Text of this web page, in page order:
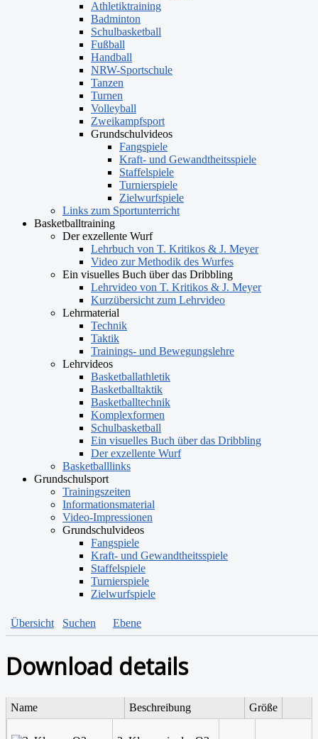
Athletiktraining
Badminton
Schulbasketball
Fußball
Handball
NRW-Sportschule
Tanzen
Turnen
Volleyball
Zweikampfsport
Grundschulvideos
Fangspiele
Kraft- und Gewandtheitsspiele
Staffelspiele
Turnierspiele
Zielwurfspiele
Links zum Sportunterricht
Basketballtraining
Der exzellente Wurf
Lehrbuch von T. Kritikos & J. Meyer
Video zur Methodik des Wurfes
Ein visuelles Buch über das Dribbling
Lehrvideo von T. Kritikos & J. Meyer
Kurzübersicht zum Lehrvideo
Lehrmaterial
Technik
Taktik
Trainings- und Bewegungslehre
Lehrvideos
Basketballathletik
Basketballtaktik
Basketballtechnik
Komplexformen
Schulbasketball
Ein visuelles Buch über das Dribbling
Der exzellente Wurf
Basketballlinks
Grundschulsport
Trainingszeiten
Informationsmaterial
Video-Impressionen
Grundschulvideos
Fangspiele
Kraft- und Gewandtheitsspiele
Staffelspiele
Turnierspiele
Zielwurfspiele
Übersicht Suchen Ebene
Download details
Name Beschreibung Größe